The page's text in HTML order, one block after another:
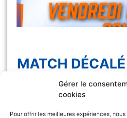
Gérer le
cookies
Pour offrir les meilleures expériences,
MATCH DÉCALÉ
Le match Les Félines vs